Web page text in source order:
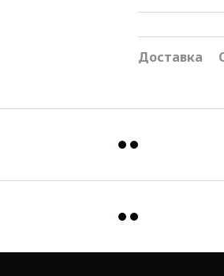
Доставка